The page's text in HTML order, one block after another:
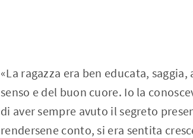
«La ragazza era ben educata,
senso e del buon cuore. Io la
di aver sempre avuto il segreto
rendersene conto, si era sentita